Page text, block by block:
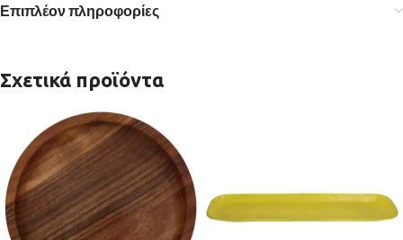
Επιπλέον πληροφορίες
Σχετικά προϊόντα